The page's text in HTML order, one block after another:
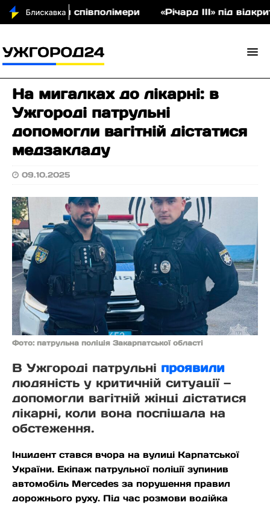
співполімери «Річард ІІІ» під
На мигалках до лікарні: в
Ужгороді патрульні
допомогли вагітній дістатися
медзакладу
09.10.2025
Фото: патрульна поліція Закарпатської області
В Ужгороді патрульні проявили
людяність у критичній ситуації —
допомогли вагітній жінці дістатися
лікарні, коли вона поспішала на
обстеження.
Інцидент стався вчора на вулиці Карпатської
України. Екіпаж патрульної поліції зупинив
автомобіль Mercedes за порушення правил
дорожнього руху. Під час розмови водійка